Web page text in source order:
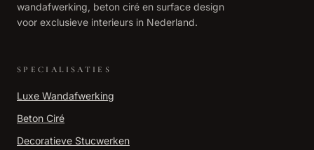
wandafwerking, beton ciré en surface design
voor exclusieve interieurs in Nederland.
SPECIALISATIES
Luxe Wandafwerking
Beton Ciré
Decoratieve Stucwerken